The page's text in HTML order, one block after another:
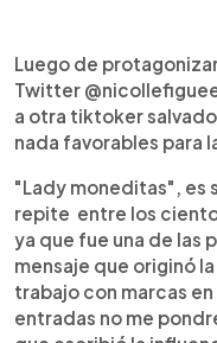
► Escuchar
Luego de
Twitter
a otra tiktoker
nada favorables para
"Lady moneditas", es
repite entre los
ya que fue una de las
mensaje que originó
trabajo con marcas en
entradas no me